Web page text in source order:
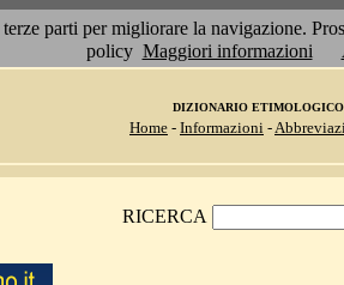
parti per migliorare la navigazione.
policy Maggiori informazioni
DIZIONARIO
Home - Informazioni -
RICERCA